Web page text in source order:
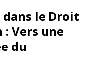
le Droit
Vers une
du